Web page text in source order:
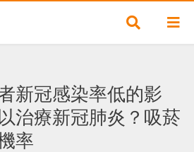
新冠感染率低的影
治療新冠肺炎？吸菸
率